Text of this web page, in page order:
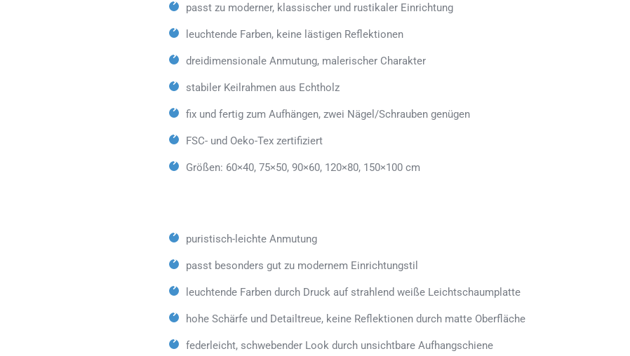
passt zu moderner, klassischer und rustikaler Einrichtung
leuchtende Farben, keine lästigen Reflektionen
dreidimensionale Anmutung, malerischer Charakter
stabiler Keilrahmen aus Echtholz
fix und fertig zum Aufhängen, zwei Nägel/Schrauben genügen
FSC- und Oeko-Tex zertifiziert
Größen: 60×40, 75×50, 90×60, 120×80, 150×100 cm
puristisch-leichte Anmutung
passt besonders gut zu modernem Einrichtungstil
leuchtende Farben durch Druck auf strahlend weiße Leichtschaumplatte
hohe Schärfe und Detailtreue, keine Reflektionen durch matte Oberfläche
federleicht, schwebender Look durch unsichtbare Aufhangschiene